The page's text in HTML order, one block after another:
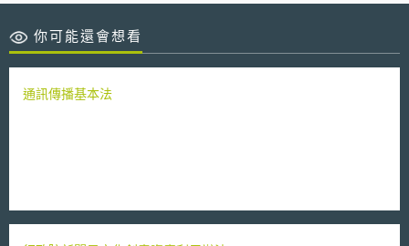
你可能還會想看
通訊傳播基本法